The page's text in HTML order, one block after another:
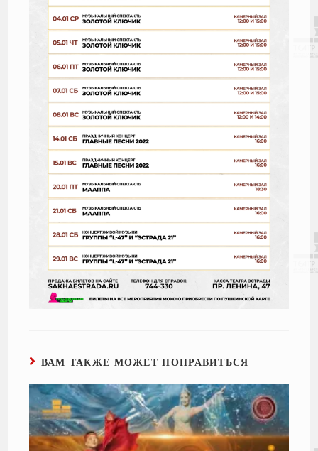
ВАМ ТАКЖЕ МОЖЕТ ПОНРАВИТЬСЯ